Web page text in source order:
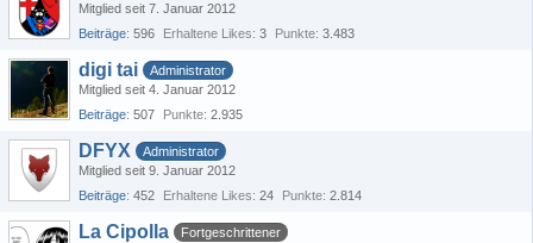
Mitglied seit 7. Januar 2012
Beiträge 596 Erhaltene Likes 3 Punkte 3.483
digi tai
Administrator
Mitglied seit 4. Januar 2012
Beiträge 507 Punkte 2.935
DFYX
Administrator
Mitglied seit 9. Januar 2012
Beiträge 452 Erhaltene Likes 24 Punkte 2.814
La Cipolla
Fortgeschrittener